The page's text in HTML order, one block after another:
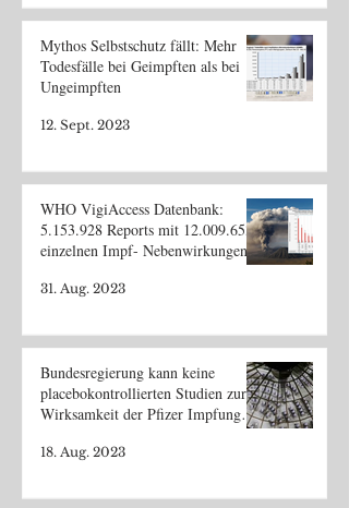
Mythos Selbstschutz fällt: Mehr
Todesfälle bei Geimpften als bei
Ungeimpften
12. Sept. 2023
WHO VigiAccess Datenbank:
5.153.928 Reports mit 12.009.653
einzelnen Impf- Nebenwirkungen
31. Aug. 2023
Bundesregierung kann keine
placebokontrollierten Studien zur
Wirksamkeit der Pfizer Impfung
18. Aug. 2023